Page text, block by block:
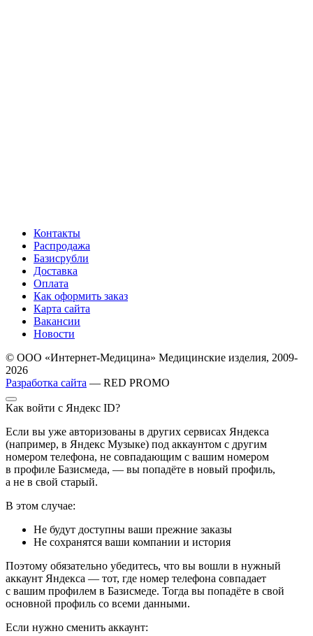
Контакты
Распродажа
Базисрубли
Доставка
Оплата
Как оформить заказ
Карта сайта
Вакансии
Новости
© ООО «Интернет-Медицина» Медицинские изделия, 2009-
2026
Разработка сайта — RED PROMO
Как войти с Яндекс ID?
Если вы уже авторизованы в других сервисах Яндекса
(например, в Яндекс Музыке) под аккаунтом с другим
номером телефона, не совпадающим с вашим номером
в профиле Базисмеда, — вы попадёте в новый профиль,
а не в свой старый.
В этом случае:
Не будут доступны ваши прежние заказы
Не сохранятся ваши компании и история
Поэтому обязательно убедитесь, что вы вошли в нужный
аккаунт Яндекса — тот, где номер телефона совпадает
с вашим профилем в Базисмеде. Тогда вы попадёте в свой
основной профиль со всеми данными.
Если нужно сменить аккаунт: